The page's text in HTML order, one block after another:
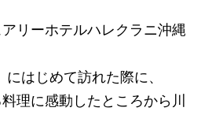
リーホテルハレクラニ沖縄
にはじめて訪れた際に、
理に感動したところから川